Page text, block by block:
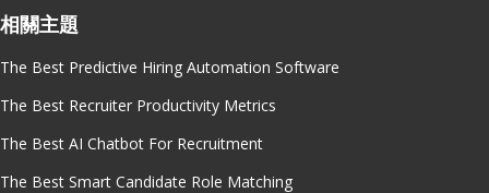
相關主題
The Best Predictive Hiring Automation Software
The Best Recruiter Productivity Metrics
The Best AI Chatbot For Recruitment
The Best Smart Candidate Role Matching